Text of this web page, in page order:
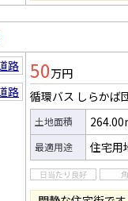
50万円
循環バス しらかば
土地面積
最適用途
住宅用